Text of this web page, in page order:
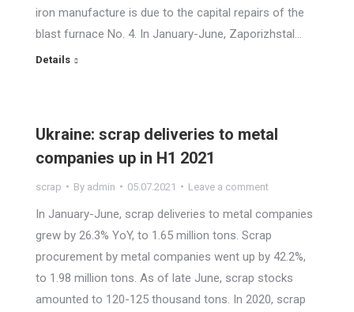
iron manufacture is due to the capital repairs of the
blast furnace No. 4. In January-June, Zaporizhstal…
Details
Ukraine: scrap deliveries to metal
companies up in H1 2021
scrap By admin 05.07.2021 Leave a comment
In January-June, scrap deliveries to metal companies
grew by 26.3% YoY, to 1.65 million tons. Scrap
procurement by metal companies went up by 42.2%,
to 1.98 million tons. As of late June, scrap stocks
amounted to 120-125 thousand tons. In 2020, scrap